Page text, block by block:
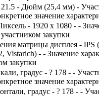
21.5 - Дюйм (25,4 мм) -
значение
- 1920 x 1080 - -
закупки
матрицы дисплея -
Vistarich) - - Значение
закупки
градус - ? 178 - -
значение
градус - ? 178 - -